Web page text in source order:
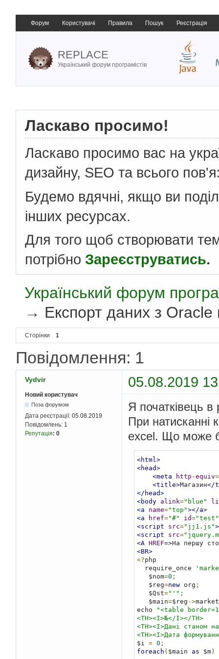
Форум Користувачі Правила Пошук Реєстрація
REPLACE
Український форум програмістів
Ласкаво просимо!
Ласкаво просимо вас на
дизайну, SEO та всього
Будемо вдячні, якщо ви
інших ресурсах.
Для того щоб створювати
потрібно Зареєструватись.
Український форум
→ Експорт даних з Oracle
Сторінки 1
Повідомлення: 1
Vydvir 05.08.2019
Новий користувач
Поза форумом
Дата реєстрації: 05.08.2019
Повідомлень: 1
Репутація: 0
Я початківець
При натисканні
excel. Що може
<html>
<head>
<meta
http-equiv=
<title>Магазин</
</head>
<body
alink="blue"
<a
name="top"></a>
<a
href="#" id="test"
<script
src="jj1.js"
<script
src=
<A HREF=>На першу
<BR>
<?php
  require_once
   $nom
=0 ;
   $reg
=new org ;
   $Qst
="'" ;
   $main
=$reg ->
echo
"<table border=1
<TH><I>№</I></TH>
<TH><I>Дата
$i = 0 ;
foreach ( $main as $m)